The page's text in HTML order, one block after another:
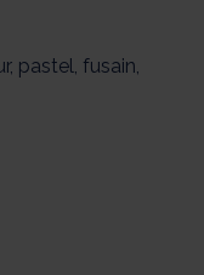
pastel, fusain,